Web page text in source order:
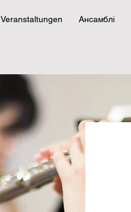
Veranstaltungen Ансамблі